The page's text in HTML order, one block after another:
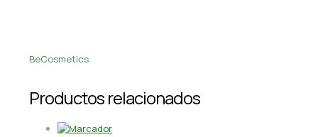
BeCosmetics
Productos relacionados